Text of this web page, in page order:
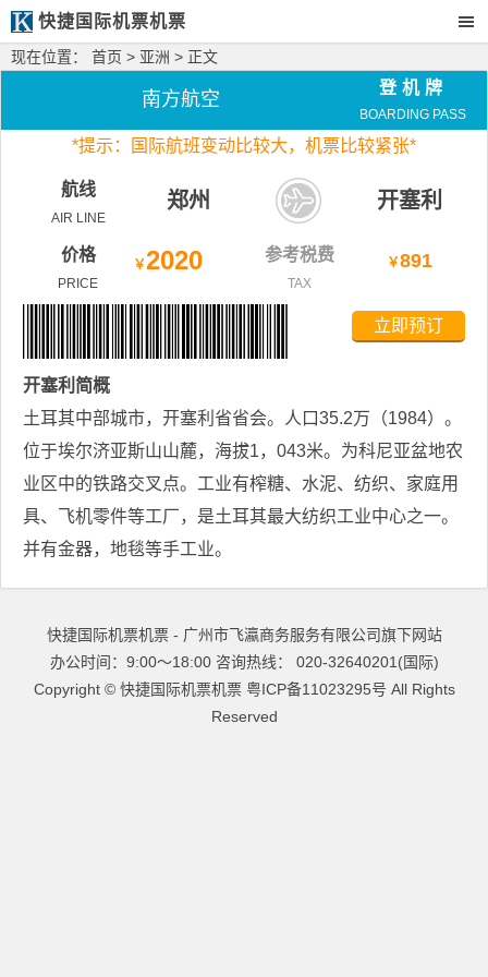
快捷国际机票机票
现在位置： 首页 > 亚洲 > 正文
南方航空
登机牌
BOARDING PASS
*提示：国际航班变动比较大， 机票比较紧张*
航线
AIR LINE
郑州 开塞利
价格
PRICE
￥2020 参考税费
TAX
￥891
立即预订
开塞利 简概
土耳其中部城市，开塞利省省会。人口35.2万（1984）。
位于埃尔济亚斯山山麓，海拔1，043米。为科尼亚盆地农
业区中的铁路交叉点。工业有榨糖、水泥、纺织、家庭用
具、飞机零件等工厂，是土耳其最大纺织工业中心之一。
并有金器，地毯等手工业。
快捷国际机票机票 - 广州市飞瀛商务服务有限公司旗下网站
办公时间：9:00～18:00 咨询热线： 020-32640201(国际)
Copyright © 快捷国际机票机票 粤ICP备11023295号 All Rights
Reserved